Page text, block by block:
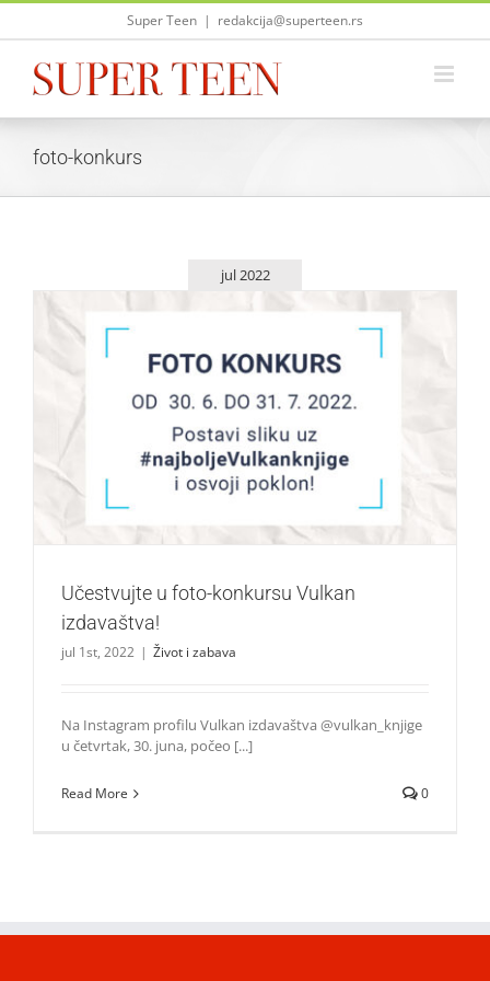
Skip
Super Teen | redakcija@superteen.rs
foto-konkurs
jul 2022
Učestvujte u foto-konkursu Vulkan izdavaštva!
Život i zabava
Učestvujte u foto-konkursu Vulkan
izdavaštva!
jul 1st, 2022 | Život i zabava
Na Instagram profilu Vulkan izdavaštva @vulkan_knjige
u četvrtak, 30. juna, počeo [...]
Read More 0